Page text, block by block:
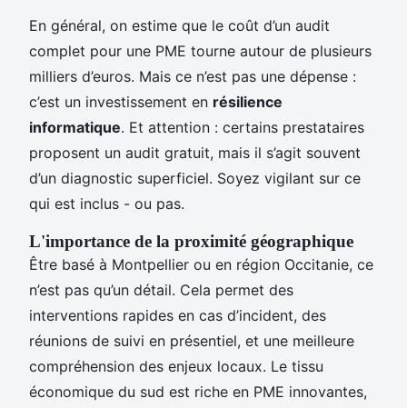
En général, on estime que le coût d’un audit
complet pour une PME tourne autour de plusieurs
milliers d’euros. Mais ce n’est pas une dépense :
c’est un investissement en résilience
informatique. Et attention : certains prestataires
proposent un audit gratuit, mais il s’agit souvent
d’un diagnostic superficiel. Soyez vigilant sur ce
qui est inclus - ou pas.
L'importance de la proximité géographique
Être basé à Montpellier ou en région Occitanie, ce
n’est pas qu’un détail. Cela permet des
interventions rapides en cas d’incident, des
réunions de suivi en présentiel, et une meilleure
compréhension des enjeux locaux. Le tissu
économique du sud est riche en PME innovantes,